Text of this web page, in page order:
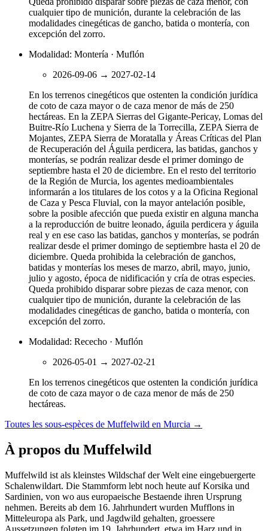
cualquier tipo de munición, durante la celebración de las
modalidades cinegéticas de gancho, batida o montería, con
excepción del zorro.
Modalidad: Montería · Muflón
2026-09-06 → 2027-02-14
En los terrenos cinegéticos que ostenten la condición jurídica
de coto de caza mayor o de caza menor de más de 250
hectáreas. En la ZEPA Sierras del Gigante-Pericay, Lomas del
Buitre-Río Luchena y Sierra de la Torrecilla, ZEPA Sierra de
Mojantes, ZEPA Sierra de Moratalla y Áreas Críticas del Plan
de Recuperación del Águila perdicera, las batidas, ganchos y
monterías, se podrán realizar desde el primer domingo de
septiembre hasta el 20 de diciembre. En el resto del territorio
de la Región de Murcia, los agentes medioambientales
informarán a los titulares de los cotos y a la Oficina Regional
de Caza y Pesca Fluvial, con la mayor antelación posible,
sobre la posible afección que pueda existir en alguna mancha
a la reproducción de buitre leonado, águila perdicera y águila
real y en ese caso las batidas, ganchos y monterías, se podrán
realizar desde el primer domingo de septiembre hasta el 20 de
diciembre. Queda prohibida la celebración de ganchos,
batidas y monterías los meses de marzo, abril, mayo, junio,
julio y agosto, época de nidificación y cría de otras especies.
Queda prohibido disparar sobre piezas de caza menor, con
cualquier tipo de munición, durante la celebración de las
modalidades cinegéticas de gancho, batida o montería, con
excepción del zorro.
Modalidad: Rececho · Muflón
2026-05-01 → 2027-02-21
En los terrenos cinegéticos que ostenten la condición jurídica
de coto de caza mayor o de caza menor de más de 250
hectáreas.
Toutes les sous-espèces de Muffelwild en Murcia →
À propos du Muffelwild
Muffelwild ist als kleinstes Wildschaf der Welt eine eingebuergerte
Schalenwildart. Die Stammform lebt noch heute auf Korsika und
Sardinien, von wo aus europaeische Bestaende ihren Ursprung
nehmen. Bereits ab dem 16. Jahrhundert wurden Mufflons in
Mitteleuropa als Park, und Jagdwild gehalten, groessere
Aussetzungen folgten im 19. Jahrhundert, etwa im Harz und in